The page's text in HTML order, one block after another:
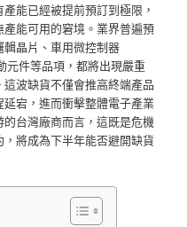
能已經被提前預訂到極限，
能可用的窘境。業界普遍預
晶片、車用微控制器
元件等品項，都將出現嚴重
波缺貨不僅會推高終端產品
宕，進而衝擊整體電子產業
台灣廠商而言，這既是危機
將成為下半年能否避開缺貨